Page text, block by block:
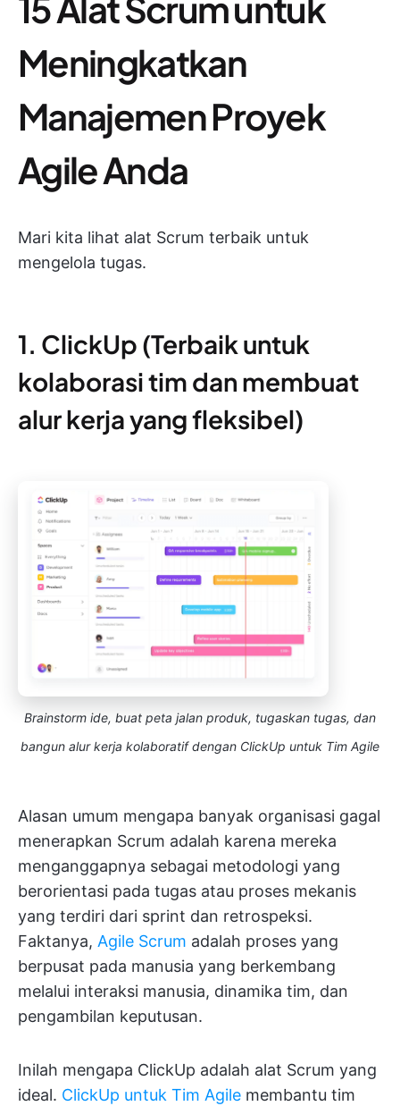
Meningkatkan
Manajemen Proyek
Agile Anda
Mari kita lihat alat Scrum terbaik untuk
mengelola tugas.
1. ClickUp (Terbaik untuk
kolaborasi tim dan membuat
alur kerja yang fleksibel)
Brainstorm ide, buat peta jalan produk, tugaskan tugas, dan
bangun alur kerja kolaboratif dengan ClickUp untuk Tim Agile
Alasan umum mengapa banyak organisasi gagal
menerapkan Scrum adalah karena mereka
menganggapnya sebagai metodologi yang
berorientasi pada tugas atau proses mekanis
yang terdiri dari sprint dan retrospeksi.
Faktanya, Agile Scrum adalah proses yang
berpusat pada manusia yang berkembang
melalui interaksi manusia, dinamika tim, dan
pengambilan keputusan.
Inilah mengapa ClickUp adalah alat Scrum yang
ideal. ClickUp untuk Tim Agile membantu tim